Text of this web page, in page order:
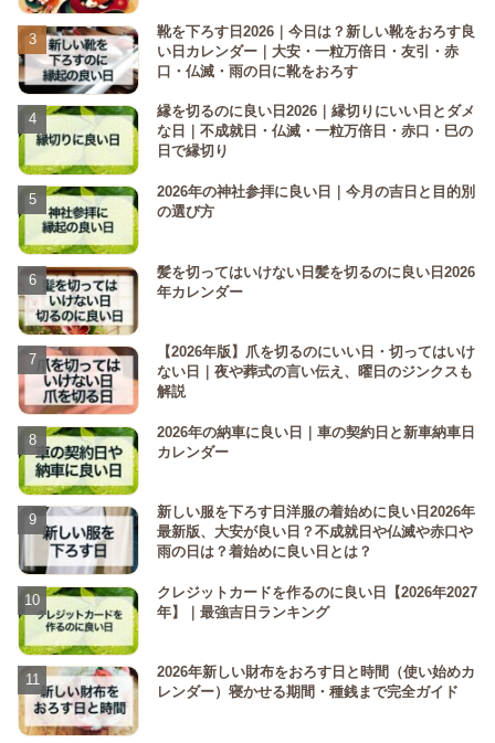
靴を下ろす日2026｜今日は？新しい靴をおろす良
い日カレンダー｜大安・一粒万倍日・友引・赤
口・仏滅・雨の日に靴をおろす
縁を切るのに良い日2026｜縁切りにいい日とダメ
な日｜不成就日・仏滅・一粒万倍日・赤口・巳の
日で縁切り
2026年の神社参拝に良い日｜今月の吉日と目的別
の選び方
髪を切ってはいけない日髪を切るのに良い日2026
年カレンダー
【2026年版】爪を切るのにいい日・切ってはいけ
ない日｜夜や葬式の言い伝え、曜日のジンクスも
解説
2026年の納車に良い日｜車の契約日と新車納車日
カレンダー
新しい服を下ろす日洋服の着始めに良い日2026年
最新版、大安が良い日？不成就日や仏滅や赤口や
雨の日は？着始めに良い日とは？
クレジットカードを作るのに良い日【2026年2027
年】｜最強吉日ランキング
2026年新しい財布をおろす日と時間（使い始めカ
レンダー）寝かせる期間・種銭まで完全ガイド